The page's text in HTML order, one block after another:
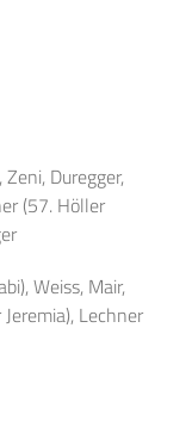
Duregger,
(57. Höller
Weiss, Mair,
Lechner